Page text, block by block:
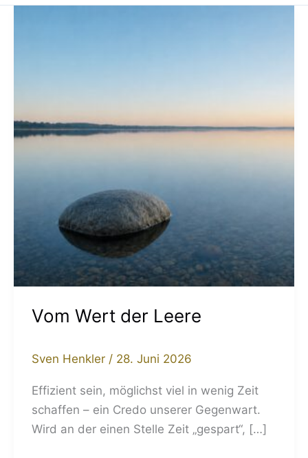
Vom Wert der Leere
Sven Henkler / 28. Juni 2026
Effizient sein, möglichst viel in wenig Zeit
schaffen – ein Credo unserer Gegenwart.
Wird an der einen Stelle Zeit „gespart“, […]